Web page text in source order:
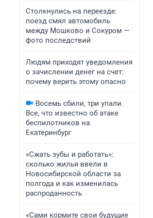
Столкнулись на переезде:
поезд смял автомобиль
между Мошково и Сокуром —
фото последствий
Людям приходят уведомления
о зачислении денег на счет:
почему верить этому опасно
Восемь сбили, три упали.
Все, что известно об атаке
беспилотников на
Екатеринбург
«Сжать зубы и работать»:
сколько жилья ввели в
Новосибирской области за
полгода и как изменилась
распроданность
«Сами кормите свои будущие